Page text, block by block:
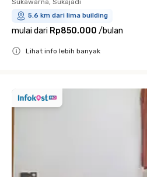
5.6 km dari lima building
mulai dari Rp850.000 /bulan
Lihat info lebih banyak